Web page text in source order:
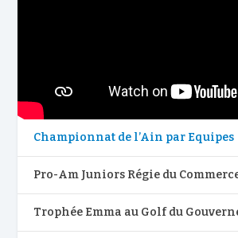
Championnat de l’Ain par Equipes
Pro-Am Juniors Régie du
Trophée Emma au Golf du